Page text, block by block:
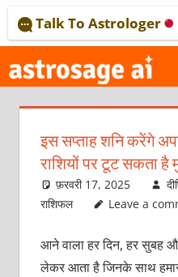
to
content
Talk To Astrologer
इस सप्ताह शनि करेंगे
राशियों पर टूट सकता है
फ़रवरी 17, 2025
राशिफल
Leave a
आने वाला हर दिन, हर सुबह
लेकर आता है जिनके साथ